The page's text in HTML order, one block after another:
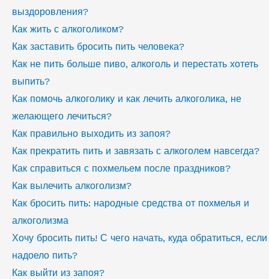
выздоровления?
Как жить с алкоголиком?
Как заставить бросить пить человека?
Как не пить больше пиво, алкоголь и перестать хотеть
выпить?
Как помочь алкоголику и как лечить алкоголика, не
желающего лечиться?
Как правильно выходить из запоя?
Как прекратить пить и завязать с алкоголем навсегда?
Как справиться с похмельем после праздников?
Как вылечить алкоголизм?
Как бросить пить: народные средства от похмелья и
алкоголизма
Хочу бросить пить! С чего начать, куда обратиться, если
надоело пить?
Как выйти из запоя?